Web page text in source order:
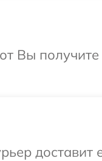
Вы
доставит